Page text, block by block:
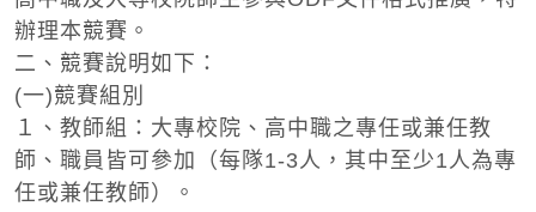
辦理本競賽。
二、競賽說明如下：
(一)競賽組別
１、教師組：大專校院、高中職之專任或兼任教
師、職員皆可參加（每隊1-3人，其中至少1人為專
任或兼任教師）。